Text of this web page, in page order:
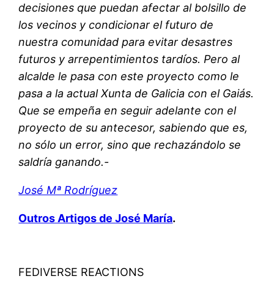
decisiones que puedan afectar al bolsillo de
los vecinos y condicionar el futuro de
nuestra comunidad para evitar desastres
futuros y arrepentimientos tardíos. Pero al
alcalde le pasa con este proyecto como le
pasa a la actual Xunta de Galicia con el Gaiás.
Que se empeña en seguir adelante con el
proyecto de su antecesor, sabiendo que es,
no sólo un error, sino que rechazándolo se
saldría ganando.-
José Mª Rodríguez
Outros Artigos de José María.
FEDIVERSE REACTIONS